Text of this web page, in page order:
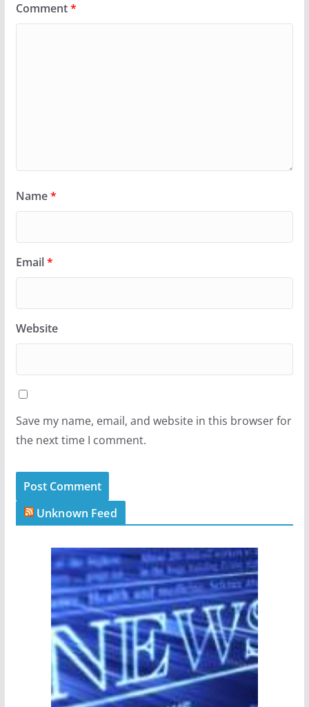
Comment*
Name*
Email*
Website
Save my name, email, and website in this browser for
the next time I comment.
Unknown Feed